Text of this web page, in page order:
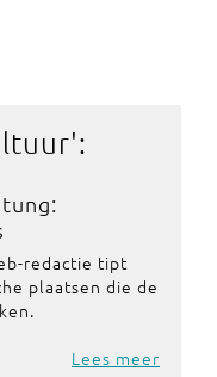
':
redactie tipt
plaatsen die de
Lees meer